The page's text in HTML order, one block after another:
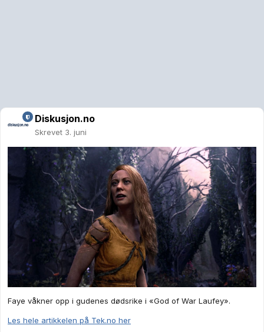
Diskusjon.no
Skrevet 3. juni
Faye våkner opp i gudenes dødsrike i «God of War Laufey».
Les hele artikkelen på Tek.no her